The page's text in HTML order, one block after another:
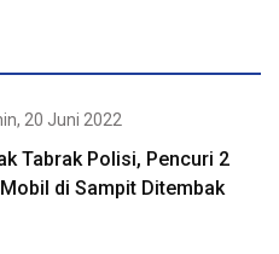
20 Juni 2022
Tabrak Polisi, Pencuri 2
di Sampit Ditembak